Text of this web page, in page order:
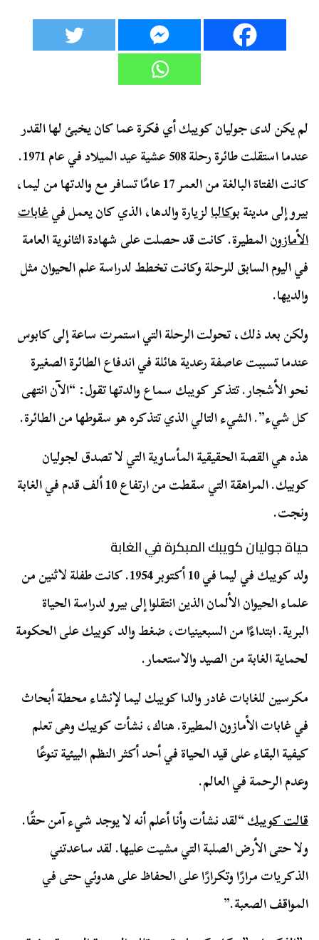
لم يكن لدى جوليان كويبك أي فكرة عما كان يخبئ لها القدر
عندما استقلت طائرة رحلة 508 عشية عيد الميلاد في عام 1971.
كانت الفتاة البالغة من العمر 17 عامًا تسافر مع والدتها من ليما،
بيرو إلى مدينةبوكالبالزيارة والدها، الذي كان يعمل فيغابات
الأمازونالمطيرة. كانت قد حصلت على شهادة الثانوية العامة
في اليوم السابق للرحلة وكانت تخطط لدراسة علم الحيوان مثل
والديها.
ولكن بعد ذلك، تحولت الرحلة التي استمرت ساعة إلى كابوس
عندما تسببت عاصفة رعدية هائلة في اندفاع الطائرة الصغيرة
نحو الأشجار. تتذكر كويبك سماع والدتها تقول: “الآن انتهى
كل شيء”. الشيء التالي الذي تتذكره هو سقوطها من الطائرة.
هذه هي القصة الحقيقية المأساوية التي لا تصدق لجوليان
كوبيك. المراهقة التي سقطت من ارتفاع 10 ألف قدم في الغابة
ونجت.
حياة جوليان كويبك المبكرة في الغابة
ولد كويبك في ليما في 10 أكتوبر 1954. كانت طفلة لاثنين من
علماء الحيوان الألمان الذين انتقلوا إلى بيرو لدراسة الحياة
البرية. ابتداءًا من السبعينيات، ضغط والد كوبيك على الحكومة
لحماية الغابة من الصيد والاستعمار.
مكرسين للغابات غادر والدا كويبك ليما لإنشاء محطة أبحاث
في غابات الأمازون المطيرة. هناك، نشأت كويبك وهى تعلم
كيفية البقاء على قيد الحياة في أحد أكثر النظم البيئية تنوعًا
وعدم الرحمة في العالم.
قالت كويبك“لقد نشأت وأنا أعلم أنه لا يوجد شيء آمن حقًا.
ولا حتى الأرض الصلبة التي مشيت عليها. لقد ساعدتني
الذكريات مرارًا وتكرارًا على الحفاظ على هدوئي حتى في
المواقف الصعبة.”